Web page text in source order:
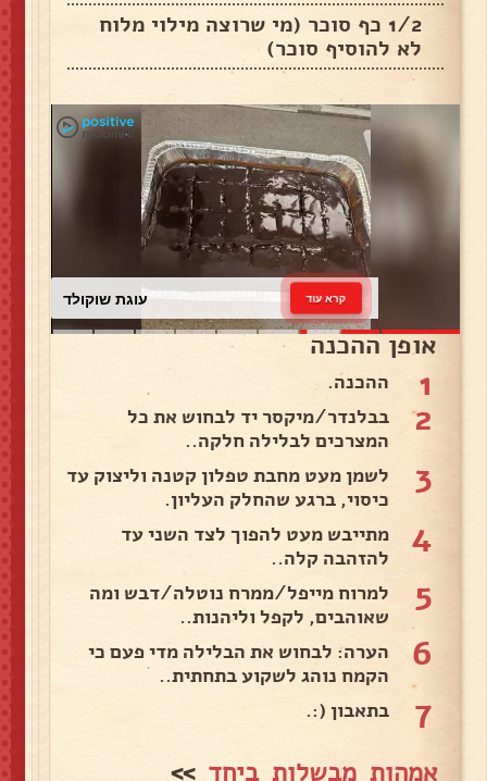
1/2 כף סוכר (מי שרוצה מילוי מלוח
לא להוסיף סוכר)
עוגת שוקולד קרא עוד
אופן ההכנה
1 ההכנה.
2
בבלנדר/מיקסר יד לבחוש את כל
המצרכים לבלילה חלקה..
3
לשמן מעט מחבת טפלון קטנה וליצוק עד
כיסוי, ברגע שהחלק העליון.
4
מתייבש מעט להפוך לצד השני עד
להזהבה קלה..
5
למרוח מייפל/ממרח נוטלה/דבש ומה
שאוהבים, לקפל וליהנות..
6
הערה: לבחוש את הבלילה מדי פעם כי
הקמח נוהג לשקוע בתחתית..
7 בתאבון (:.
אמהות מבשלות ביחד >>